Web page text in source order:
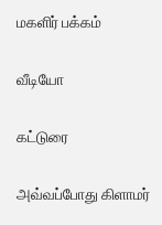
மகளிர் பக்கம்
வீடியோ
கட்டுரை
அவ்வப்போது கிளாமர்